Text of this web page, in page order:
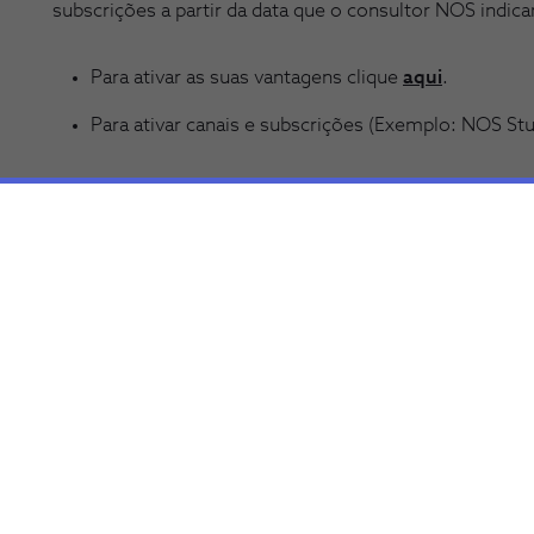
subscrições a partir da data que o consultor NOS
Para ativar as suas vantagens clique aqui.
Para ativar canais e subscrições (Exemplo: NOS